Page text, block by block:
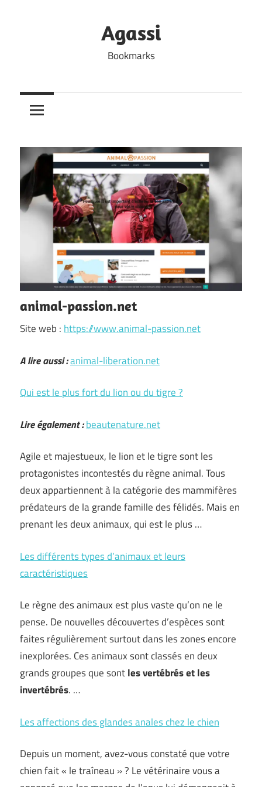
Agassi
Bookmarks
animal-passion.net
Site web : https://www.animal-passion.net
A lire aussi :animal-liberation.net
Qui est le plus fort du lion ou du tigre ?
Lire également :beautenature.net
Agile et majestueux, le lion et le tigre sont les
protagonistes incontestés du règne animal. Tous
deux appartiennent à la catégorie des mammifères
prédateurs de la grande famille des félidés. Mais en
prenant les deux animaux, qui est le plus …
Les différents types d’animaux et leurs
caractéristiques
Le règne des animaux est plus vaste qu’on ne le
pense. De nouvelles découvertes d’espèces sont
faites régulièrement surtout dans les zones encore
inexplorées. Ces animaux sont classés en deux
grands groupes que sontles vertébrés et les
invertébrés. …
Les affections des glandes anales chez le chien
Depuis un moment, avez-vous constaté que votre
chien fait « le traîneau » ? Le vétérinaire vous a